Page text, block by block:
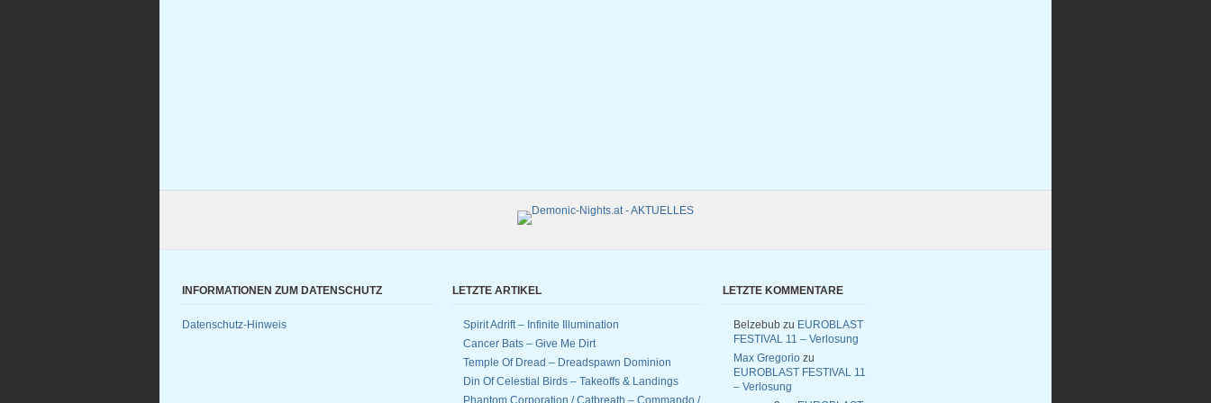
INFORMATIONEN ZUM DATENSCHUTZ
Datenschutz-Hinweis
LETZTE ARTIKEL
Spirit Adrift – Infinite Illumination
Cancer Bats – Give Me Dirt
Temple Of Dread – Dreadspawn Dominion
Din Of Celestial Birds – Takeoffs & Landings
Phantom Corporation / Catbreath – Commando /
LETZTE KOMMENTARE
Belzebub zu EUROBLAST
FESTIVAL 11 – Verlosung
Max Gregorio zu
EUROBLAST FESTIVAL 11
– Verlosung